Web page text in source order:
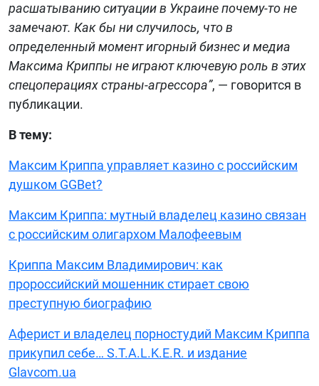
расшатыванию ситуации в Украине почему-то не
замечают. Как бы ни случилось, что в
определенный момент игорный бизнес и медиа
Максима Криппы не играют ключевую роль в этих
спецоперациях страны-агрессора”, — говорится в
публикации.
В тему:
Максим Криппа управляет казино с российским
душком GGBet?
Максим Криппа: мутный владелец казино связан
с российским олигархом Малофеевым
Криппа Максим Владимирович: как
пророссийский мошенник стирает свою
преступную биографию
Аферист и владелец порностудий Максим Криппа
прикупил себе… S.T.A.L.K.E.R. и издание
Glavcom.ua